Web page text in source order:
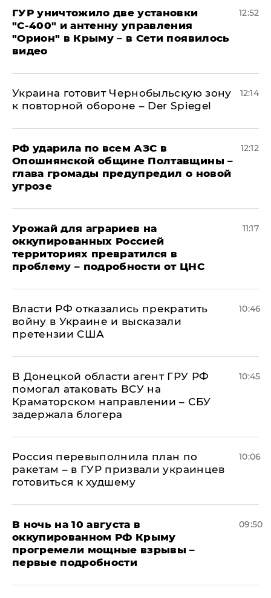
ГУР уничтожило две установки
"С‑400" и антенну управления
"Орион" в Крыму – в Сети появилось
видео
12:52
Украина готовит Чернобыльскую зону
к повторной обороне – Der Spiegel
12:14
РФ ударила по всем АЗС в
Опошнянской общине Полтавщины –
глава громады предупредил о новой
угрозе
12:12
Урожай для аграриев на
оккупированных Россией
территориях превратился в
проблему – подробности от ЦНС
11:17
Власти РФ отказались прекратить
войну в Украине и высказали
претензии США
10:46
В Донецкой области агент ГРУ РФ
помогал атаковать ВСУ на
Краматорском направлении – СБУ
задержала блогера
10:45
Россия перевыполнила план по
ракетам – в ГУР призвали украинцев
готовиться к худшему
10:06
В ночь на 10 августа в
оккупированном РФ Крыму
прогремели мощные взрывы –
первые подробности
09:50